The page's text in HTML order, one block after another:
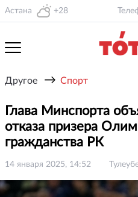
Астана +28
Другое → Спорт
Глава Минспорта
отказа призера
гражданства РК
14 января 2025, 14:52